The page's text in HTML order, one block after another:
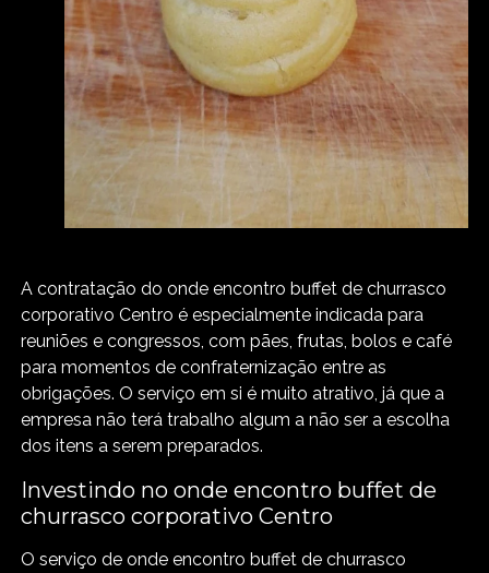
A contratação do onde encontro buffet de churrasco
corporativo Centro é especialmente indicada para
reuniões e congressos, com pães, frutas, bolos e café
para momentos de confraternização entre as
obrigações. O serviço em si é muito atrativo, já que a
empresa não terá trabalho algum a não ser a escolha
dos itens a serem preparados.
Investindo no onde encontro buffet de
churrasco corporativo Centro
O serviço de onde encontro buffet de churrasco